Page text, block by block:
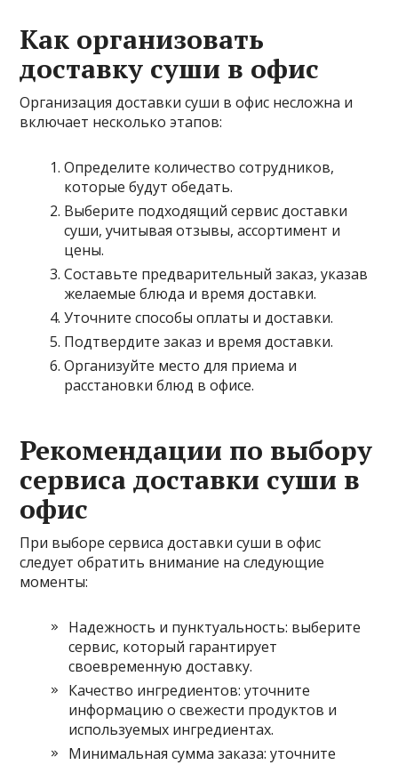
Как организовать
доставку суши в офис
Организация доставки суши в офис несложна и
включает несколько этапов:
Определите количество сотрудников,
которые будут обедать.
Выберите подходящий сервис доставки
суши, учитывая отзывы, ассортимент и
цены.
Составьте предварительный заказ, указав
желаемые блюда и время доставки.
Уточните способы оплаты и доставки.
Подтвердите заказ и время доставки.
Организуйте место для приема и
расстановки блюд в офисе.
Рекомендации по выбору
сервиса доставки суши в
офис
При выборе сервиса доставки суши в офис
следует обратить внимание на следующие
моменты:
Надежность и пунктуальность: выберите
сервис, который гарантирует
своевременную доставку.
Качество ингредиентов: уточните
информацию о свежести продуктов и
используемых ингредиентах.
Минимальная сумма заказа: уточните